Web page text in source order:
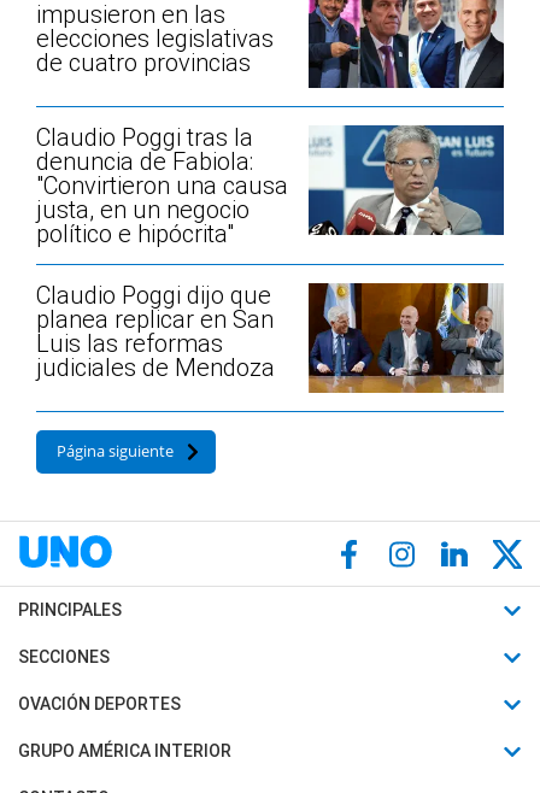
impusieron en las
elecciones legislativas
de cuatro provincias
Claudio Poggi tras la
denuncia de Fabiola:
"Convirtieron una causa
justa, en un negocio
político e hipócrita"
Claudio Poggi dijo que
planea replicar en San
Luis las reformas
judiciales de Mendoza
Página siguiente
PRINCIPALES
Últimas Noticias
Política
SECCIONES
Horóscopo
Motores
OVACIÓN DEPORTES
Fútbol
Mundial
GRUPO AMÉRICA INTERIOR